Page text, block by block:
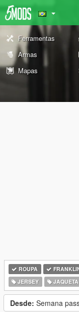
Ferramentas
Armas
Mapas
ROUPA
JERSEY
JAQUETA
Desde: Semana